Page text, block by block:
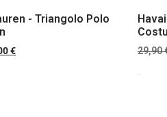
- Triangolo Polo
€ 29,90